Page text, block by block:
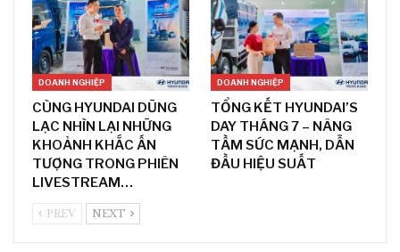
DOANH NGHIỆP
CÙNG HYUNDAI DŨNG
LẠC NHÌN LẠI NHỮNG
KHOẢNH KHẮC ẤN
TƯỢNG TRONG PHIÊN
LIVESTREAM…
DOANH NGHIỆP
TỔNG KẾT HYUNDAI’S
DAY THÁNG 7 – NÂNG
TẦM SỨC MẠNH, DẪN
ĐẦU HIỆU SUẤT
PREV NEXT